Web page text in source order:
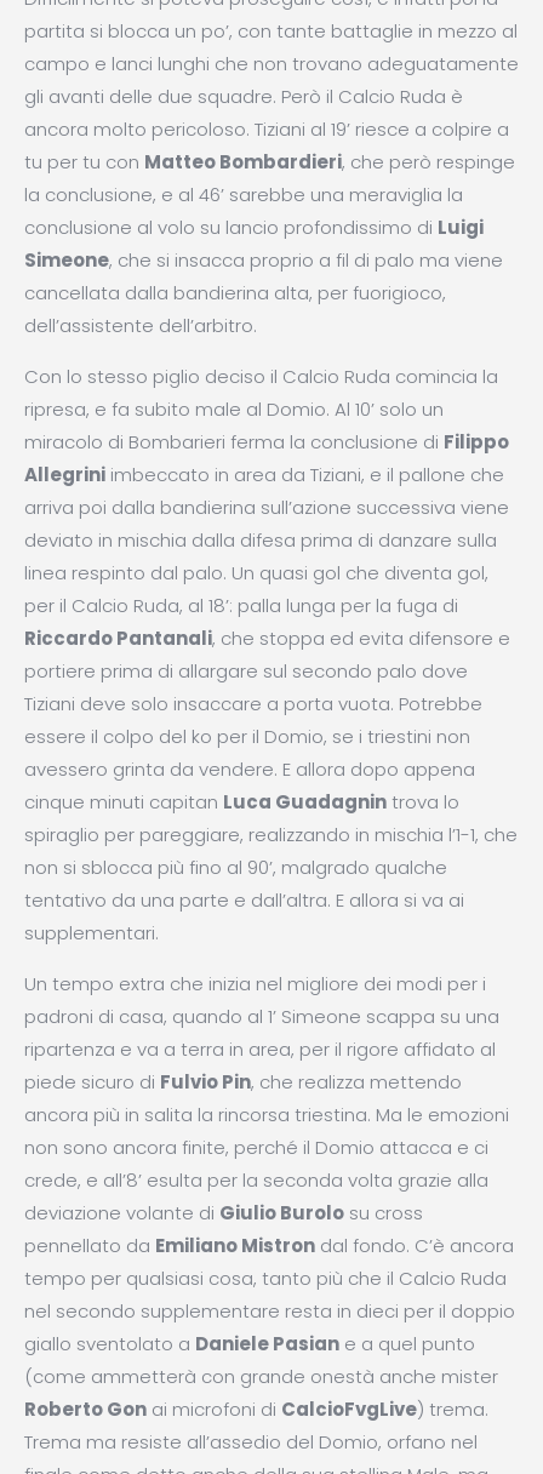
partita si blocca un po’, con tante battaglie in mezzo al
campo e lanci lunghi che non trovano adeguatamente
gli avanti delle due squadre. Però il Calcio Ruda è
ancora molto pericoloso. Tiziani al 19’ riesce a colpire a
tu per tu con Matteo Bombardieri, che però respinge
la conclusione, e al 46’ sarebbe una meraviglia la
conclusione al volo su lancio profondissimo di Luigi
Simeone, che si insacca proprio a fil di palo ma viene
cancellata dalla bandierina alta, per fuorigioco,
dell’assistente dell’arbitro.
Con lo stesso piglio deciso il Calcio Ruda comincia la
ripresa, e fa subito male al Domio. Al 10’ solo un
miracolo di Bombarieri ferma la conclusione di Filippo
Allegrini imbeccato in area da Tiziani, e il pallone che
arriva poi dalla bandierina sull’azione successiva viene
deviato in mischia dalla difesa prima di danzare sulla
linea respinto dal palo. Un quasi gol che diventa gol,
per il Calcio Ruda, al 18’: palla lunga per la fuga di
Riccardo Pantanali, che stoppa ed evita difensore e
portiere prima di allargare sul secondo palo dove
Tiziani deve solo insaccare a porta vuota. Potrebbe
essere il colpo del ko per il Domio, se i triestini non
avessero grinta da vendere. E allora dopo appena
cinque minuti capitan Luca Guadagnintrova lo
spiraglio per pareggiare, realizzando in mischia l’1-1, che
non si sblocca più fino al 90’, malgrado qualche
tentativo da una parte e dall’altra. E allora si va ai
supplementari.
Un tempo extra che inizia nel migliore dei modi per i
padroni di casa, quando al 1’ Simeone scappa su una
ripartenza e va a terra in area, per il rigore affidato al
piede sicuro di Fulvio Pin, che realizza mettendo
ancora più in salita la rincorsa triestina. Ma le emozioni
non sono ancora finite, perché il Domio attacca e ci
crede, e all’8’ esulta per la seconda volta grazie alla
deviazione volante di Giulio Burolo su cross
pennellato da Emiliano Mistron dal fondo. C’è ancora
tempo per qualsiasi cosa, tanto più che il Calcio Ruda
nel secondo supplementare resta in dieci per il doppio
giallo sventolato a Daniele Pasian e a quel punto
(come ammetterà con grande onestà anche mister
Roberto Gon ai microfoni di CalcioFvgLive) trema.
Trema ma resiste all’assedio del Domio, orfano nel